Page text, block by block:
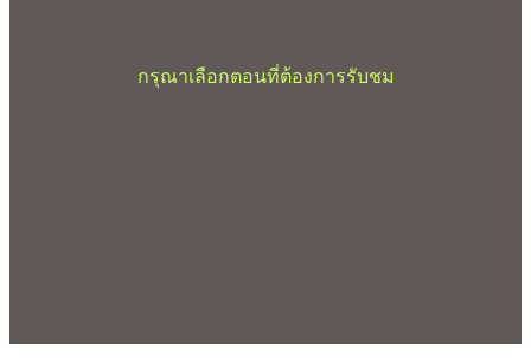
กรุณาเลือกตอนที่ต้องการรับชม